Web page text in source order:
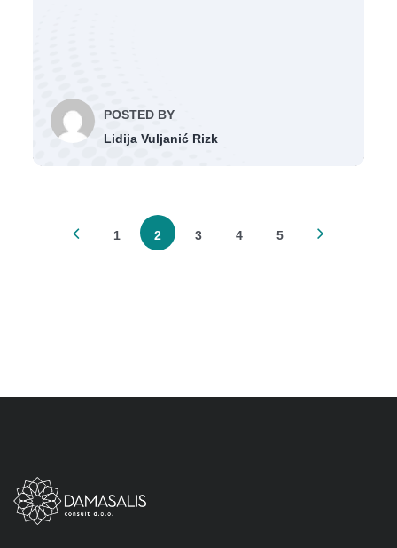
POSTED BY
Lidija Vuljanić Rizk
1 2 3 4 5